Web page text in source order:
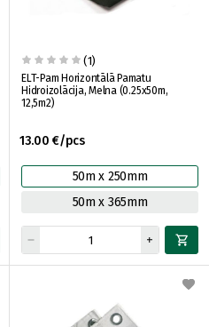
(1)
ELT-Pam Horizontālā Pamatu
Hidroizolācija, Melna (0.25x50m,
12,5m2)
13.00 €/pcs
50m x 250mm
50m x 365mm